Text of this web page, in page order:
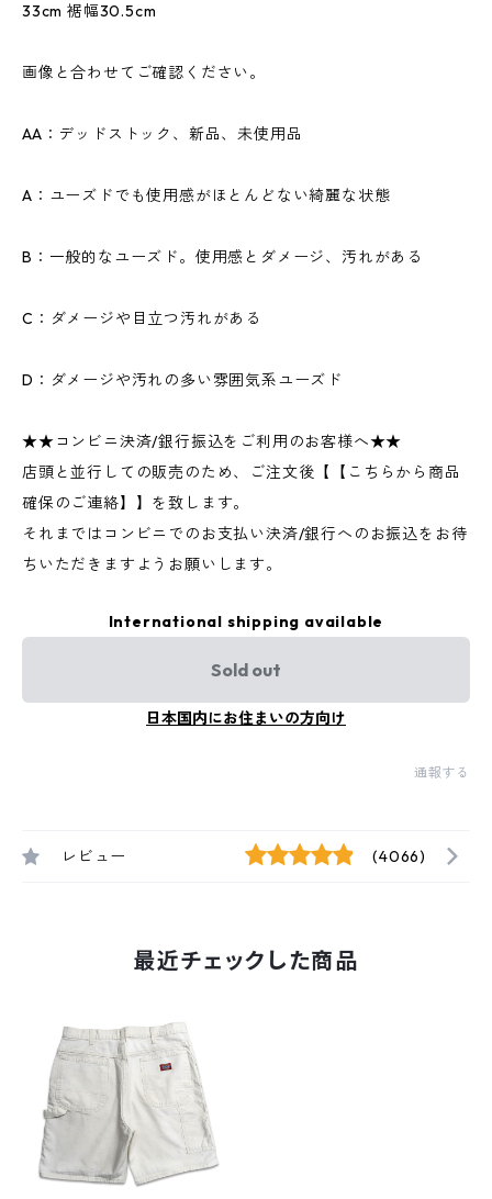
33cm 裾幅30.5cm
画像と合わせてご確認ください。
AA：デッドストック、新品、未使用品
A：ユーズドでも使用感がほとんどない綺麗な状態
B：一般的なユーズド。使用感とダメージ、汚れがある
C：ダメージや目立つ汚れがある
D：ダメージや汚れの多い雰囲気系ユーズド
★★コンビニ決済/銀行振込をご利用のお客様へ★★
店頭と並行しての販売のため、ご注文後【【こちらから商品
確保のご連絡】】を致します。
それまではコンビニでのお支払い決済/銀行へのお振込をお待
ちいただきますようお願いします。
International shipping available
Sold out
日本国内にお住まいの方向け
通報する
レビュー (4066)
最近チェックした商品